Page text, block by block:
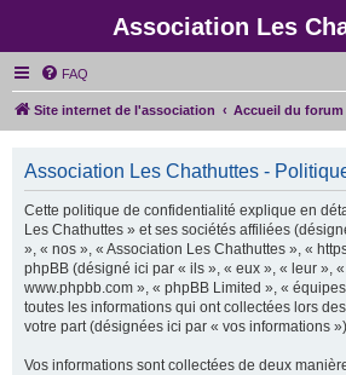
Association Les
FAQ
Site internet de l'association Accueil du forum
Association Les Chathuttes -
Cette politique de confidentialité explique en
Les Chathuttes » et ses sociétés affiliées
», « nos », « Association Les Chathuttes », «
phpBB (désigné ici par « ils », « eux », « leur »,
www.phpbb.com », « phpBB Limited », «
toutes les informations qui ont collectées lors
votre part (désignées ici par « vos informations
Vos informations sont collectées de deux